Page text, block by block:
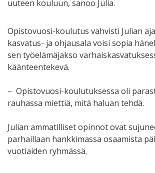
uuteen kouluun, sanoo Julia.
Opistovuosi-koulutus vahvisti Julian
kasvatus- ja ohjausala voisi sopia
sen työelämäjakso
käänteentekevä.
– Opistovuosi-koulutuksessa oli
rauhassa miettiä, mitä haluan tehdä.
Julian ammatilliset opinnot ovat
parhaillaan hankkimassa osaamista
vuotiaiden ryhmässä.